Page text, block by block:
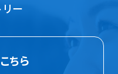
ー
ちら